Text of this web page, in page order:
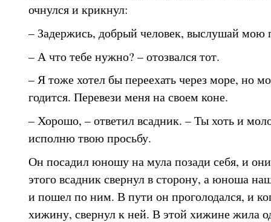
очнулся и крикнул:
– Задержись, добрый человек, выслушай мою
– А что тебе нужно? – отозвался тот.
– Я тоже хотел бы переехать через море, но
годится. Перевези меня на своем коне.
– Хорошо, – ответил всадник. – Ты хоть и
исполню твою просьбу.
Он посадил юношу на мула позади себя, и
этого всадник свернул в сторону, а юноша
и пошел по ним. В пути он проголодался, и
хижину, свернул к ней. В этой хижине жила